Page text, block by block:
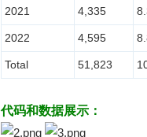
2021 4,335
2022 4,595
Total 51,823
代码和数据展示：